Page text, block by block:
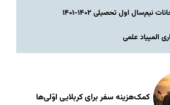
نیم‌سال اول تحصیلی ۱۴۰۲-۱۴۰۱
المپیاد علمی
کمک‌هزینه سفر برای کربلایی اوّلی‌ها